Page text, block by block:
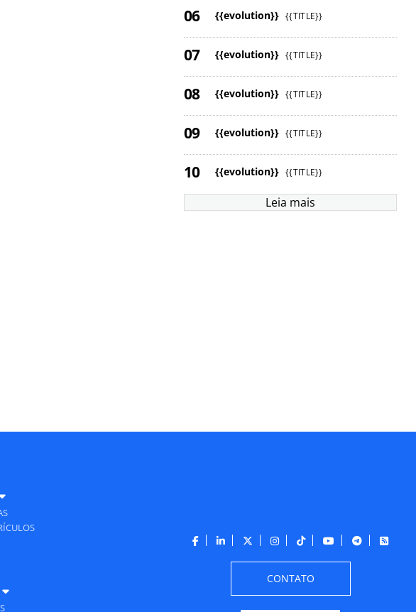
{{evolution}} {{TITLE}}
{{evolution}} {{TITLE}}
{{evolution}} {{TITLE}}
{{evolution}} {{TITLE}}
{{evolution}} {{TITLE}}
Leia mais
CONTATO